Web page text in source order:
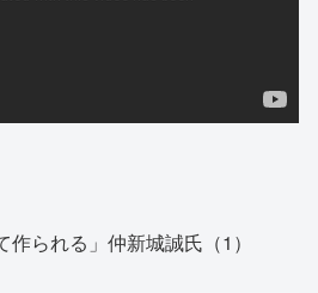
られる」仲新城誠氏（1）